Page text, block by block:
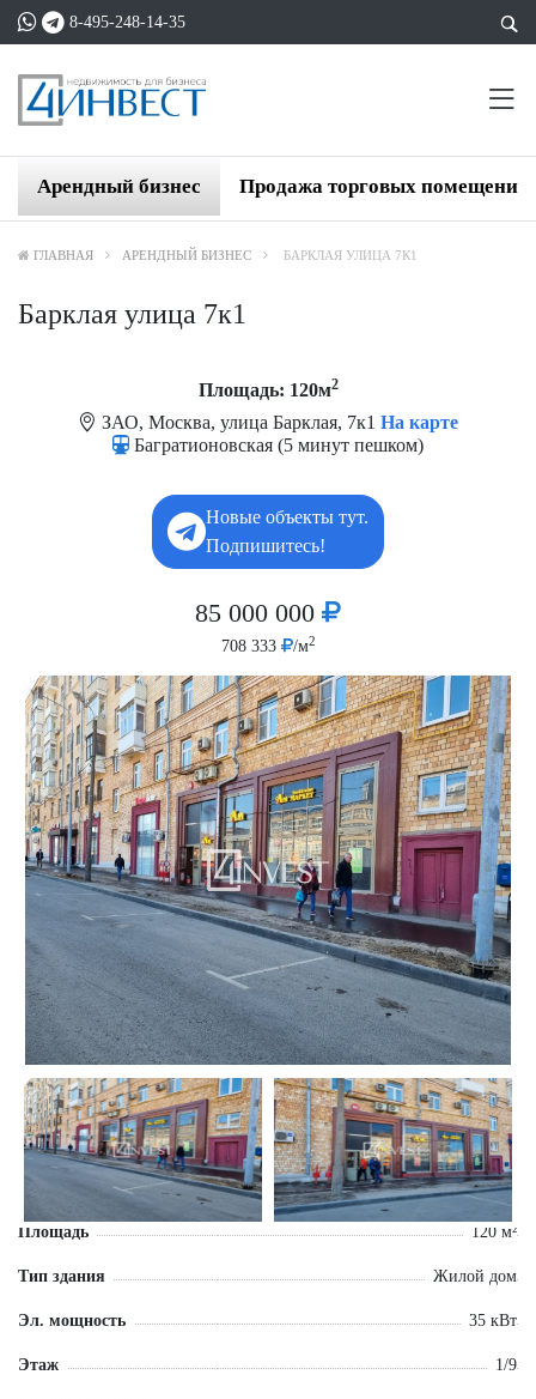
8-495-248-14-35
Арендный бизнес Продажа торговых помещений
ГЛАВНАЯ АРЕНДНЫЙ БИЗНЕС БАРКЛАЯ УЛИЦА 7К1
Барклая улица 7к1
Площадь: 120м2
ЗАО, Москва, улица Барклая, 7к1 На карте
Багратионовская (5 минут пешком)
Новые объекты тут.
Подпишитесь!
85 000 000
708 333 /м2
Площадь 120 м²
Тип здания Жилой дом
Эл. мощность 35 кВт
Этаж 1/9